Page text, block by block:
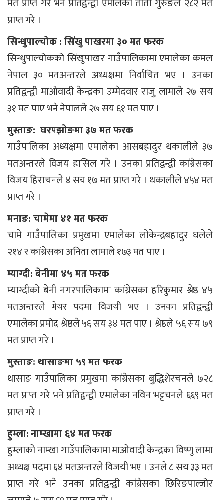
मत प्राप्त गरे भने प्रतिद्वन्द्वी एमालेका तोता गुरुङले २८२ मत
प्राप्त गरे ।
सिन्धुपाल्चोक : सिंखु पाखरमा ३० मत फरक
सिन्धुपाल्चोकको सिंखुपाखर गाउँपालिकामा एमालेका कमल
नेपाल ३० मतअन्तरले अध्यक्षमा निर्वाचित भए । उनका
प्रतिद्वन्द्वी माओवादी केन्द्रका उम्मेदवार राजु लामाले २७ सय
३१ मत पाए भने नेपालले २७ सय ६१ मत पाए ।
मुस्ताङ: घरपझोङमा ३७ मत फरक
गाउँपालिका अध्यक्षमा एमालेका आसबहादुर थकालीले ३७
मतअन्तरले विजय हासिल गरे । उनका प्रतिद्वन्द्वी कांग्रेसका
विजय हिराचनले ४ सय १७ मत प्राप्त गरे । थकालीले ४५४ मत
प्राप्त गरे ।
मनाङ: चामेमा ४१ मत फरक
चामे गाउँपालिका प्रमुखमा एमालेका लोकेन्द्रबहादुर घलेले
२१४ र कांग्रेसका अनिता लामाले १७३ मत पाए ।
म्याग्दी: बेनीमा ४५ मत फरक
म्याग्दीको बेनी नगरपालिकामा कांग्रेसका हरिकुमार श्रेष्ठ ४५
मतअन्तरले मेयर पदमा विजयी भए । उनका प्रतिद्वन्द्वी
एमालेका प्रमोद श्रेष्ठले ५६ सय ३४ मत पाए । श्रेष्ठले ५६ सय ७९
मत प्राप्त गरे ।
मुस्ताङ: थासाङमा ५९ मत फरक
थासाङ गाउँपालिका प्रमुखमा कांग्रेसका बुद्धिशेरचनले ७२८
मत प्राप्त गरे भने प्रतिद्वन्द्वी एमालेका नविन भट्टचनले ६६९ मत
प्राप्त गरे ।
हुम्ला: नाम्खामा ६४ मत फरक
हुम्लाको नाम्खा गाउँपालिकामा माओवादी केन्द्रका विष्णु लामा
अध्यक्ष पदमा ६४ मतअन्तरले विजयी भए । उनले ८ सय ३३ मत
प्राप्त गरे भने उनका प्रतिद्वन्द्वी कांग्रेसका छिरिङपाल्जोर